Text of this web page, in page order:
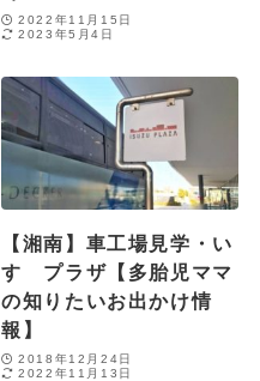
2022年11月15日
2023年5月4日
【湘南】車工場見学・い
すゞプラザ【多胎児ママ
の知りたいお出かけ情
報】
2018年12月24日
2022年11月13日